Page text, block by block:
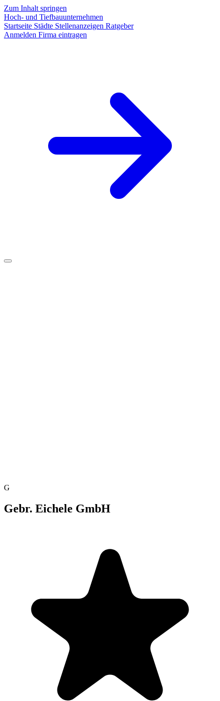
Zum Inhalt springen
Hoch- und Tiefbauunternehmen
Startseite Städte Stellenanzeigen Ratgeber
Anmelden Firma eintragen
G
Gebr. Eichele GmbH